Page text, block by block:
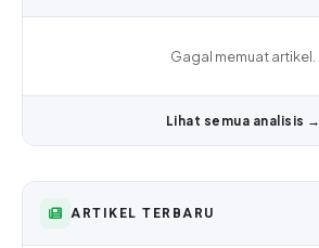
Gagal memuat artikel.
Lihat semua analisis →
ARTIKEL TERBARU